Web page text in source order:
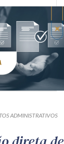
ADMINISTRATIVOS